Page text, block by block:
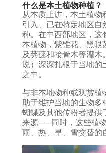
什么是本土植物种植？
从本质上讲，本土植
引入、已在特定地区自
种。在中西部地区，这
本植物，紫锥花、黑眼
及荚蒾和接骨木等灌木
说）深深扎根于当地的
之中。
与非本地物种或观赏植
助于维护当地的生物多
蝴蝶及其他传粉者提供
来源——同时，这些植
雨、热、旱、雪交替的